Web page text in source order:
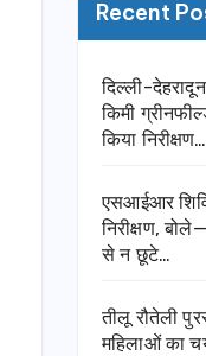
Recent
दिल्ली-
किमी
किया निरीक्षण…
एसआईआर
निरीक्षण,
से न छूटे…
तीलू रौतेली
महिलाओं का